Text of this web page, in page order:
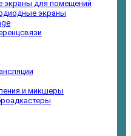
экраны для помещений
экраны
и микшеры